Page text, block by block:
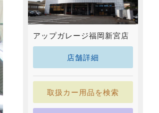
アップガレージ福岡新宮店
店舗詳細
取扱カー用品を検索